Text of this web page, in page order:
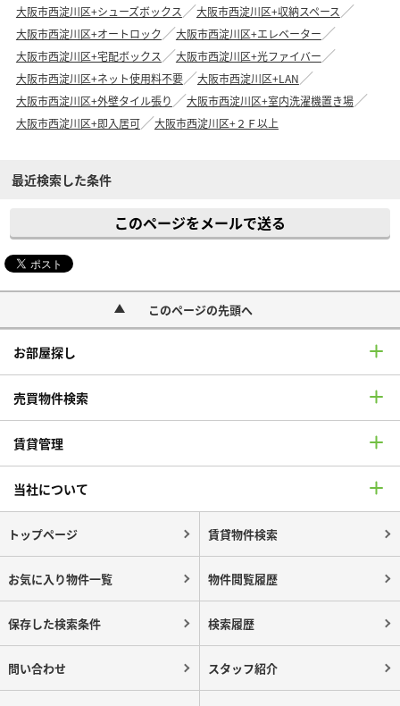
大阪市西淀川区+シューズボックス
大阪市西淀川区+収納スペース
大阪市西淀川区+オートロック
大阪市西淀川区+エレベーター
大阪市西淀川区+宅配ボックス
大阪市西淀川区+光ファイバー
大阪市西淀川区+ネット使用料不要
大阪市西淀川区+LAN
大阪市西淀川区+外壁タイル張り
大阪市西淀川区+室内洗濯機置き場
大阪市西淀川区+即入居可
大阪市西淀川区+２Ｆ以上
最近検索した条件
このページをメールで送る
このページの先頭へ
お部屋探し
売買物件検索
賃貸管理
当社について
トップページ 賃貸物件検索
お気に入り物件一覧 物件閲覧履歴
保存した検索条件 検索履歴
問い合わせ スタッフ紹介